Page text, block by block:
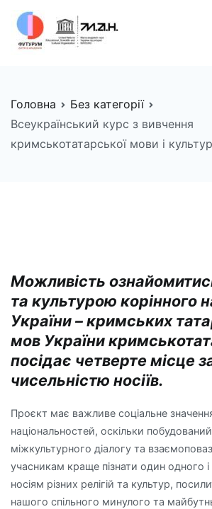
Перейти
вмісту
Головна
Без категорії
Всеукраїнський курс з вивчення
кримськотатарської мови і
Можливість
та культурою корінного
України – кримських
мов України
посідає четверте місце
чисельністю носіїв.
Проєкт має важливе соціальне значення
національностей, оскільки
міжкультурного діалогу та
учасникам краще пізнати один одного і
носіям різних релігій та культур,
нашого спільного минулого та